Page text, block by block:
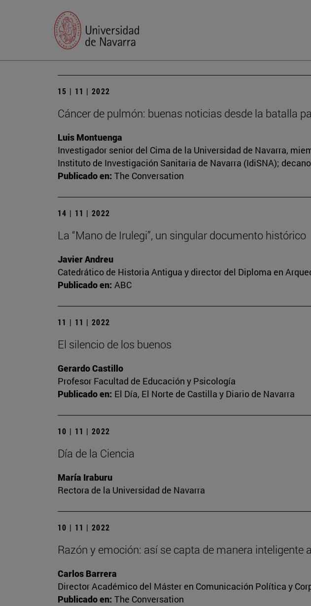
15 | 11 | 2022
Cáncer de pulmón: buenas noticias desde la batalla
Luis Montuenga
Investigador senior del Cima de la Universidad de Navarra,
Instituto de Investigación Sanitaria de Navarra (IdiSNA);
Publicado en: The Conversation
14 | 11 | 2022
La “Mano de Irulegi”, un singular documento histórico
Javier Andreu
Catedrático de Historia Antigua y director del Diploma en
Publicado en: ABC
11 | 11 | 2022
El silencio de los buenos
Gerardo Castillo
Profesor Facultad de Educación y Psicología
Publicado en: El Día, El Norte de Castilla y Diario de Navarra
10 | 11 | 2022
Día de la Ciencia
María Iraburu
Rectora de la Universidad de Navarra
10 | 11 | 2022
Razón y emoción: así se capta de manera inteligente
Carlos Barrera
Director Académico del Máster en Comunicación Política y
Publicado en: The Conversation